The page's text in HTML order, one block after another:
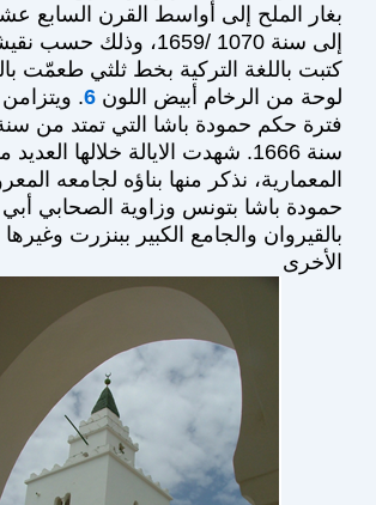
بغار الملح إلى أواسط القرن السابع
إلى سنة 1070 /1659، وذلك
كتبت باللغة التركية بخط ثلثي طعمّت
لوحة من الرخام أبيض اللون 6. ويتزامن
سنة 1666. شهدت الايالة خلالها
المعمارية، نذكر منها بناؤه لجامعه
حمودة باشا بتونس وزاوية الصحابي أبي
بالقيروان والجامع الكبير ببنزرت
الأخرى